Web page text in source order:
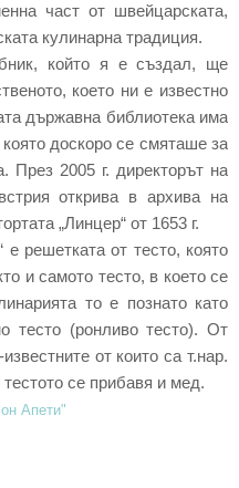
част от швейцарската,
кулинарна традиция.
който я е създал, ще
което ни е известно
държавна библиотека има
доскоро се смяташе за
През 2005 г. директорът на
открива в архива на
„Линцер“ от 1653 г.
е решетката от тесто, която
и самото тесто, в което се
то е познато като
тесто (ронливо тесто). От
от които са т.нар.
се прибавя и мед.
Апети"